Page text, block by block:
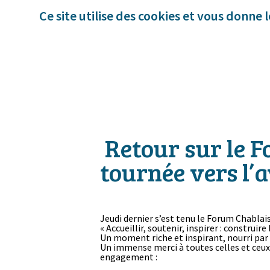
Retour sur le
tournée vers
Jeudi dernier s’est tenu le Forum
« Accueillir, soutenir, inspirer : construire
Un moment riche et inspirant, nourri
Un immense merci à toutes celles et
engagement :
Ce site utilise des cookies et vous